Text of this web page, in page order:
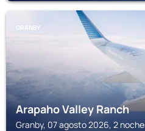
GRANBY
Arapaho Valley Ranch
Granby, 07 agosto 2026, 2